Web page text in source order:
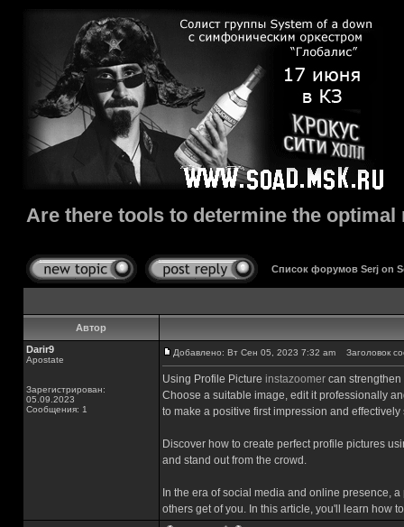
Are there tools to determine the optimal
Список форумов Serj on
Автор
Darir9
Apostate
Зарегистрирован:
05.09.2023
Сообщения: 1
Добавлено: Вт Сен 05, 2023 7:32 am Заголовок
Using Profile Picture instazoomer can
Choose a suitable image, edit it professionally
to make a positive first impression and
Discover how to create perfect profile pictures
and stand out from the crowd.
In the era of social media and online presence,
others get of you. In this article, you'll learn how